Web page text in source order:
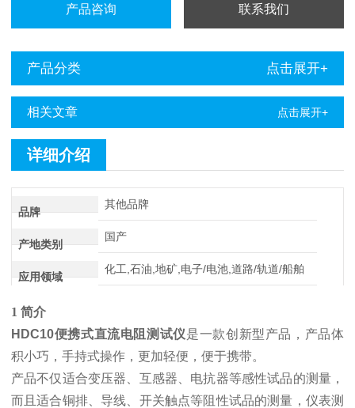
产品咨询 联系我们
产品分类 点击展开+
相关文章 点击展开+
详细介绍
品牌
其他品牌
产地类别
国产
应用领域
化工,石油,地矿,电子/电池,道路/轨道/船舶
1 简介
HDC10便携式直流电阻测试仪是一款创新型产品，产品体
积小巧，手持式操作，更加轻便，便于携带。
产品不仅适合变压器、互感器、电抗器等感性试品的测量，
而且适合铜排、导线、开关触点等阻性试品的测量，仪表测